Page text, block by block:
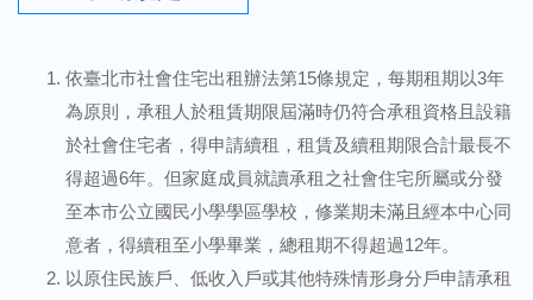
依臺北市社會住宅出租辦法第15條規定，每期租期以3年
為原則，承租人於租賃期限屆滿時仍符合承租資格且設籍
於社會住宅者，得申請續租，租賃及續租期限合計最長不
得超過6年。但家庭成員就讀承租之社會住宅所屬或分發
至本市公立國民小學學區學校，修業期未滿且經本中心同
意者，得續租至小學畢業，總租期不得超過12年。
以原住民族戶、低收入戶或其他特殊情形身分戶申請承租